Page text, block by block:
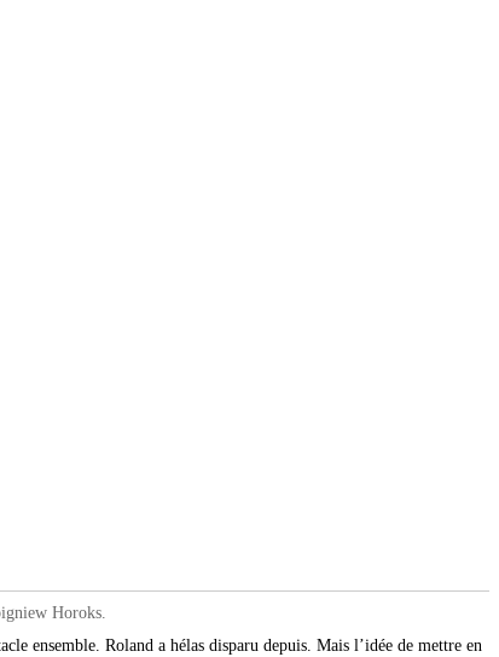
Horoks.
ensemble. Roland a hélas disparu depuis. Mais l’idée de mettre en